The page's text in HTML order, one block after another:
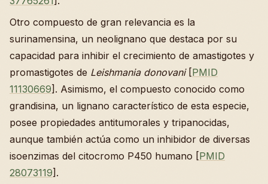
Otro compuesto de gran relevancia es la
surinamensina, un neolignano que destaca por su
capacidad para inhibir el crecimiento de amastigotes y
promastigotes de Leishmania donovani[PMID
11130669]. Asimismo, el compuesto conocido como
grandisina, un lignano característico de esta especie,
posee propiedades antitumorales y tripanocidas,
aunque también actúa como un inhibidor de diversas
isoenzimas del citocromo P450 humano [PMID
28073119].